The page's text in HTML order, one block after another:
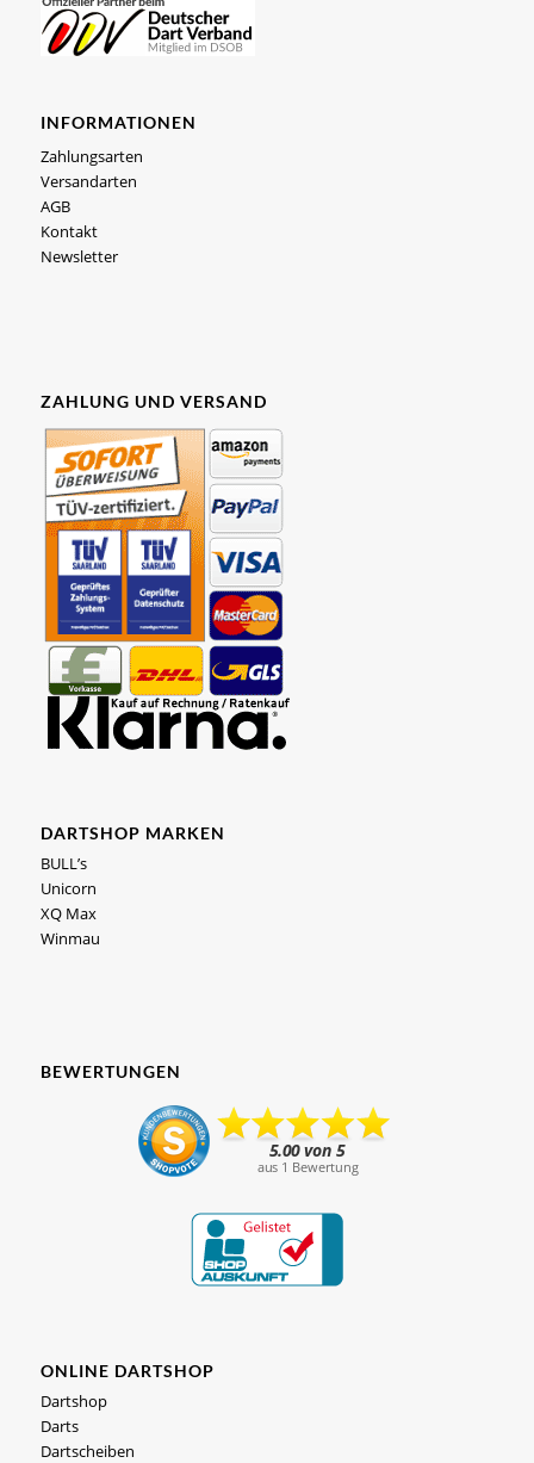
INFORMATIONEN
Zahlungsarten
Versandarten
AGB
Kontakt
Newsletter
ZAHLUNG UND VERSAND
DARTSHOP MARKEN
BULL’s
Unicorn
XQ Max
Winmau
BEWERTUNGEN
ONLINE DARTSHOP
Dartshop
Darts
Dartscheiben